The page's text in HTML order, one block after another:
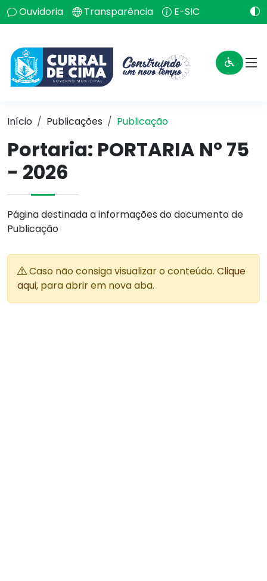
Ouvidoria Transparência E-SIC
Início Publicações Publicação
Portaria: PORTARIA Nº 75
- 2026
Página destinada a informações do documento de
Publicação
Caso não consiga visualizar o conteúdo. Clique
aqui, para abrir em nova aba.